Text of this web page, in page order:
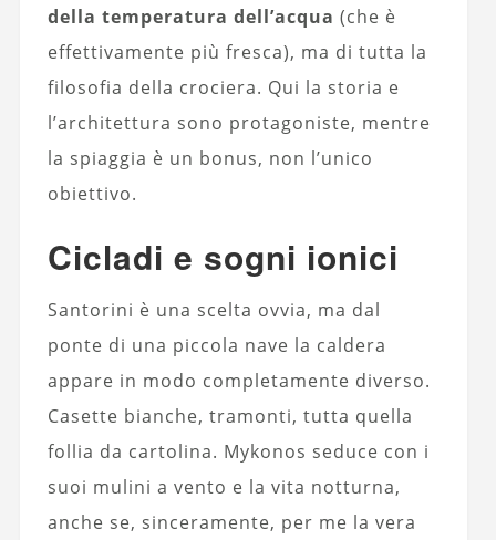
della temperatura dell’acqua (che è
effettivamente più fresca), ma di tutta la
filosofia della crociera. Qui la storia e
l’architettura sono protagoniste, mentre
la spiaggia è un bonus, non l’unico
obiettivo.
Cicladi e sogni ionici
Santorini è una scelta ovvia, ma dal
ponte di una piccola nave la caldera
appare in modo completamente diverso.
Casette bianche, tramonti, tutta quella
follia da cartolina. Mykonos seduce con i
suoi mulini a vento e la vita notturna,
anche se, sinceramente, per me la vera